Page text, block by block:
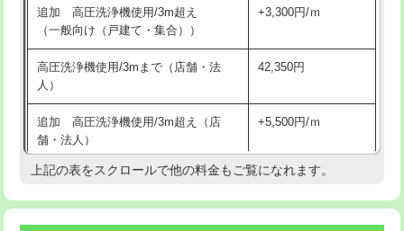
マス交換（深さ50㎝以上） 66,000円
コンクリート斫り（厚さ10㎝まで） 27,500円
コンクリート斫り（厚さ10㎝超え）
モルタル補修（厚さ10㎝まで）
モルタル補修（厚さ10㎝超え） 38,500円
洗面台設置 38,500円
持込商品取付（混合水栓） 16,500円
給水管工事※（ホール加工)
給水管工事※（バンド止め) 3,300円
給水管工事※（支持金具設置) 5,500円
給水管工事※（保温材使用（バンド止
め込み）)
5,500円
追加 高圧洗浄機使用/3m超え
（一般向け（戸建て・集合））
+3,300円/ｍ
高圧洗浄機使用/3mまで（店舗・法
人）
42,350円
追加 高圧洗浄機使用/3m超え（店
舗・法人）
+5,500円/ｍ
高度高圧洗浄換 現地調査
上記の表をスクロールで他の料金もご覧になれます。